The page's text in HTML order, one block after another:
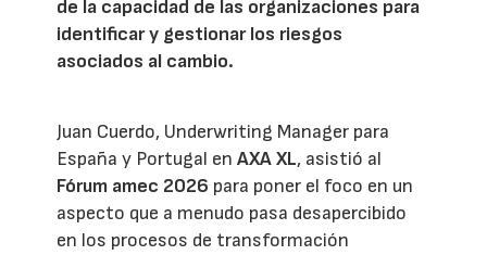
de la capacidad de las organizaciones para
identificar y gestionar los riesgos
asociados al cambio.
Juan Cuerdo, Underwriting Manager para
España y Portugal enAXA XL, asistió al
Fórum amec 2026 para poner el foco en un
aspecto que a menudo pasa desapercibido
en los procesos de transformación